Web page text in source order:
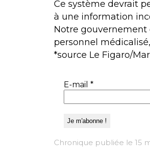
Ce système devrait
à une information
Notre gouvernement
personnel
*source Le Figaro/
E-mail *
Chronique publiée le 15